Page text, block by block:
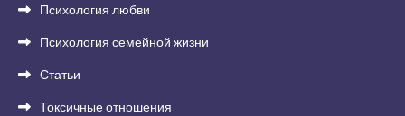
Психология любви
Психология семейной жизни
Статьи
Токсичные отношения